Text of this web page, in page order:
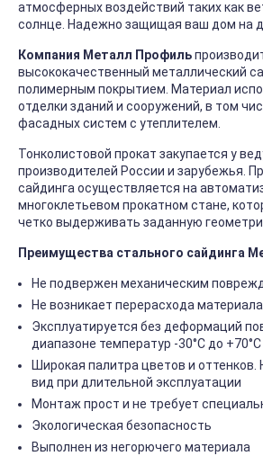
атмосферных воздействий таких как
солнце. Надежно защищая ваш дом на
Компания Металл Профиль
высококачественный металлический
полимерным покрытием. Материал
отделки зданий и сооружений, в том
фасадных систем с утеплителем.
Тонколистовой прокат закупается у
производителей России и зарубежья.
сайдинга осуществляется на
многоклетьевом прокатном стане,
четко выдерживать заданную
Преимущества стального сайдинга
Не подвержен механическим
Не возникает перерасхода
Эксплуатируется без деформаций
диапазоне температур -30°C до +70°C
Широкая палитра цветов и оттенков.
вид при длительной эксплуатации
Монтаж прост и не требует
Экологическая безопасность
Выполнен из негорючего материала